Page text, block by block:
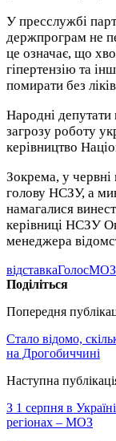
У пресслужбі
держпрограм не
це означає, що
гіпертензію та
помирати без
Народні
загрозу роботу
керівництво
Зокрема, у червні
голову НСЗУ, а
намагалися
керівниці НСЗУ
менеджера
відставкаГолосМОЗ
Поділіться
Попередня
Стало відомо,
на Дрогобиччині
Наступна
З 1 серпня в
регіонах – МОЗ